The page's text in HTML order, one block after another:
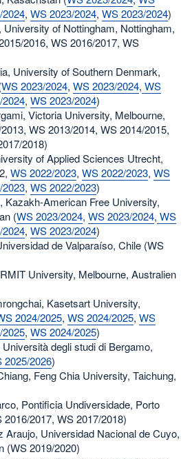
, WS 2023/2024, WS 2023/2024)
of Nottingham, Nottingham,
2016, WS 2016/2017, WS
University of Southern Denmark,
WS 2023/2024, WS 2023/2024, WS
, WS 2023/2024)
Victoria University, Melbourne,
WS 2013/2014, WS 2014/2015,
2018)
of Applied Sciences Utrecht,
WS 2022/2023, WS 2022/2023, WS
, WS 2022/2023)
Kazakh-American Free University,
(WS 2023/2024, WS 2023/2024, WS
, WS 2023/2024)
de Valparaíso, Chile (WS
University, Melbourne, Australien
Kasetsart University,
2024/2025, WS 2024/2025, WS
, WS 2024/2025)
degli studi di Bergamo,
2025/2026)
Feng Chia University, Taichung,
Pontificia Undiversidade, Porto
2017, WS 2017/2018)
Araujo, Universidad Nacional de Cuyo,
(WS 2019/2020)